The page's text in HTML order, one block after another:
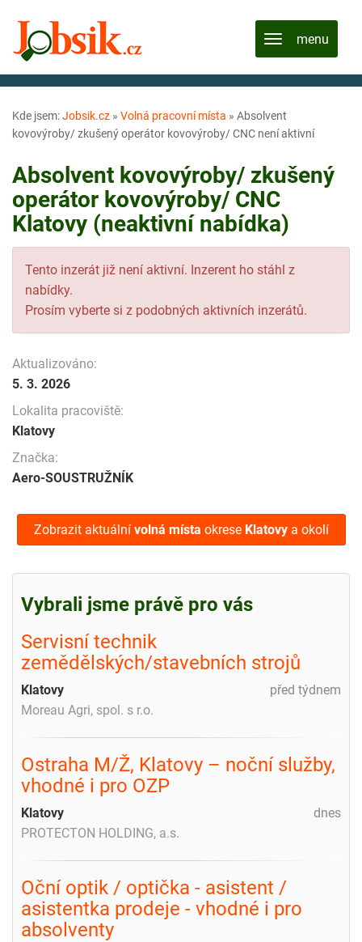
Kde jsem:Jobsik.cz » Volná pracovní místa » Absolvent
kovovýroby/ zkušený operátor kovovýroby/ CNC není aktivní
Absolvent kovovýroby/ zkušený
operátor kovovýroby/ CNC
Klatovy (neaktivní nabídka)
Tento inzerát již není aktivní. Inzerent ho stáhl z
nabídky.
Prosím vyberte si z podobných aktivních inzerátů.
Aktualizováno:
5. 3. 2026
Lokalita pracoviště:
Klatovy
Značka:
Aero-SOUSTRUŽNÍK
Zobrazit aktuální volná místa okrese Klatovya okolí
Vybrali jsme právě pro vás
Servisní technik
zemědělských/stavebních strojů
před týdnem
Klatovy
Moreau Agri, spol. s r.o.
Ostraha M/Ž, Klatovy – noční služby,
vhodné i pro OZP
dnes
Klatovy
PROTECTON HOLDING, a.s.
Oční optik / optička - asistent /
asistentka prodeje - vhodné i pro
absolventy